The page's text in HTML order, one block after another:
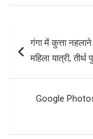
ce
b
o
k
tt
p
navigation
गंगा में कुत्ता
महिला यात्री, तीर्थ
Google